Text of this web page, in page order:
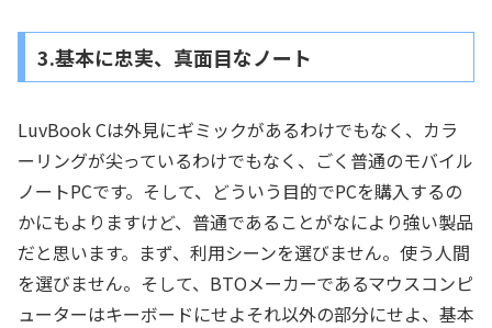
3.基本に忠実、真面目なノート
LuvBook Cは外見にギミックがあるわけでもなく、カラ
ーリングが尖っているわけでもなく、ごく普通のモバイル
ノートPCです。そして、どういう目的でPCを購入するの
かにもよりますけど、普通であることがなにより強い製品
だと思います。まず、利用シーンを選びません。使う人間
を選びません。そして、BTOメーカーであるマウスコンピ
ューターはキーボードにせよそれ以外の部分にせよ、基本